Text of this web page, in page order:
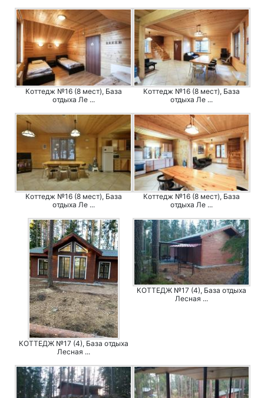
Коттедж №16 (8 мест), База
отдыха Ле ...
Коттедж №16 (8 мест), База
отдыха Ле ...
Коттедж №16 (8 мест), База
отдыха Ле ...
Коттедж №16 (8 мест), База
отдыха Ле ...
КОТТЕДЖ №17 (4), База отдыха
Лесная ...
КОТТЕДЖ №17 (4), База отдыха
Лесная ...